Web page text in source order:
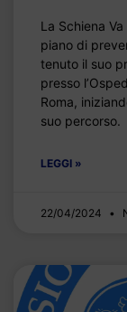
La Schiena
piano di
tenuto il suo
presso
Roma,
suo percorso.
LEGGI »
22/04/2024